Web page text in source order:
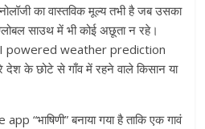
का वास्तविक मूल्य तभी है जब उसका
साउथ में भी कोई अछूता न रहे।
powered weather prediction
देश के छोटे से गाँव में रहने वाले किसान या
“भाषिणी” बनाया गया है ताकि एक गावं